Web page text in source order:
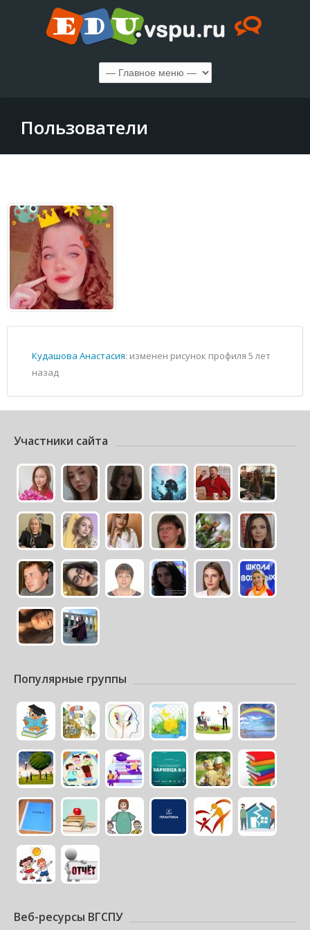
Пользователи
Кудашова Анастасия: изменен рисунок профиля 5 лет
назад
Участники сайта
Популярные группы
Веб-ресурсы ВГСПУ